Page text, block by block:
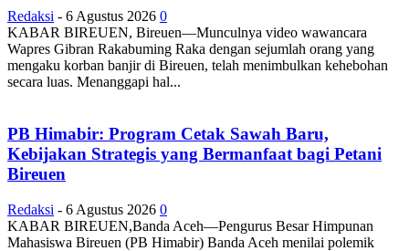
Redaksi - 6 Agustus 2026 0
KABAR BIREUEN, Bireuen—Munculnya video wawancara
Wapres Gibran Rakabuming Raka dengan sejumlah orang yang
mengaku korban banjir di Bireuen, telah menimbulkan kehebohan
secara luas. Menanggapi hal...
PB Himabir: Program Cetak Sawah Baru,
Kebijakan Strategis yang Bermanfaat bagi Petani
Bireuen
Redaksi - 6 Agustus 2026 0
KABAR BIREUEN,Banda Aceh—Pengurus Besar Himpunan
Mahasiswa Bireuen (PB Himabir) Banda Aceh menilai polemik